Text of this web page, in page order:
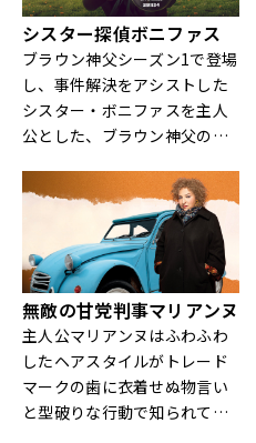
シスター探偵ボニファス
ブラウン神父シーズン1で登場
し、事件解決をアシストした
シスター・ボニファスを主人
公とした、ブラウン神父のス
無敵の甘党判事マリアンヌ
主人公マリアンヌはふわふわ
したヘアスタイルがトレード
マークの歯に衣着せぬ物言い
と型破りな行動で知られてい